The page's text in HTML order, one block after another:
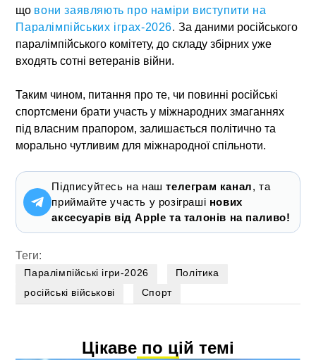
що вони заявляють про наміри виступити на
Паралімпійських іграх‑2026. За даними російського
паралімпійського комітету, до складу збірних уже
входять сотні ветеранів війни.
Таким чином, питання про те, чи повинні російські
спортсмени брати участь у міжнародних змаганнях
під власним прапором, залишається політично та
морально чутливим для міжнародної спільноти.
Підписуйтесь на наштелеграм канал, та
приймайте участь у розіграші нових
аксесуарів від Apple та талонів на паливо!
Теги:
Паралімпійські ігри-2026
Політика
російські військові
Спорт
Цікаве по цій темі